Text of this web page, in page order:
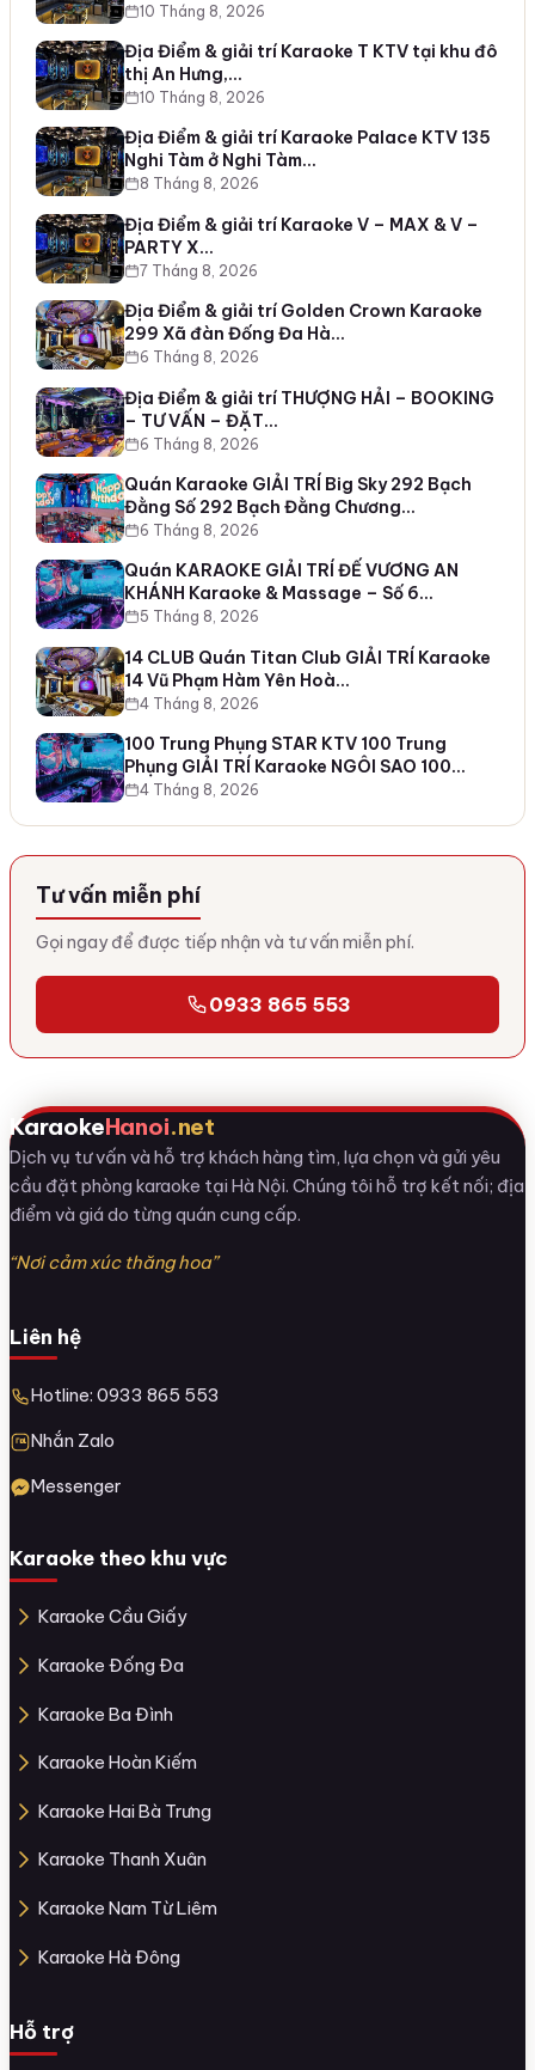
10 Tháng 8, 2026
Địa Điểm & giải trí Karaoke T KTV tại khu đô
thị An Hưng,…
10 Tháng 8, 2026
Địa Điểm & giải trí Karaoke Palace KTV 135
Nghi Tàm ở Nghi Tàm…
8 Tháng 8, 2026
Địa Điểm & giải trí Karaoke V – MAX & V –
PARTY X…
7 Tháng 8, 2026
Địa Điểm & giải trí Golden Crown Karaoke
299 Xã đàn Đống Đa Hà…
6 Tháng 8, 2026
Địa Điểm & giải trí THƯỢNG HẢI – BOOKING
– TƯ VẤN – ĐẶT…
6 Tháng 8, 2026
Quán Karaoke GIẢI TRÍ Big Sky 292 Bạch
Đằng Số 292 Bạch Đằng Chương…
6 Tháng 8, 2026
Quán KARAOKE GIẢI TRÍ ĐẾ VƯƠNG AN
KHÁNH Karaoke & Massage – Số 6…
5 Tháng 8, 2026
14 CLUB Quán Titan Club GIẢI TRÍ Karaoke
14 Vũ Phạm Hàm Yên Hoà…
4 Tháng 8, 2026
100 Trung Phụng STAR KTV 100 Trung
Phụng GIẢI TRÍ Karaoke NGÔI SAO 100…
4 Tháng 8, 2026
Tư vấn miễn phí
Gọi ngay để được tiếp nhận và tư vấn miễn phí.
0933 865 553
KaraokeHanoi.net
Dịch vụ tư vấn và hỗ trợ khách hàng tìm, lựa chọn và gửi yêu
cầu đặt phòng karaoke tại Hà Nội. Chúng tôi hỗ trợ kết nối; địa
điểm và giá do từng quán cung cấp.
“Nơi cảm xúc thăng hoa”
Liên hệ
Hotline: 0933 865 553
Nhắn Zalo
Messenger
Karaoke theo khu vực
Karaoke Cầu Giấy
Karaoke Đống Đa
Karaoke Ba Đình
Karaoke Hoàn Kiếm
Karaoke Hai Bà Trưng
Karaoke Thanh Xuân
Karaoke Nam Từ Liêm
Karaoke Hà Đông
Hỗ trợ